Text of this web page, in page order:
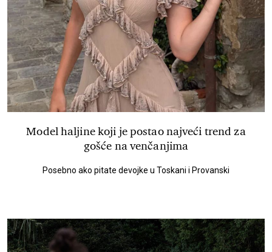
Model haljine koji je postao najveći trend za
gošće na venčanjima
Posebno ako pitate devojke u Toskani i Provanski